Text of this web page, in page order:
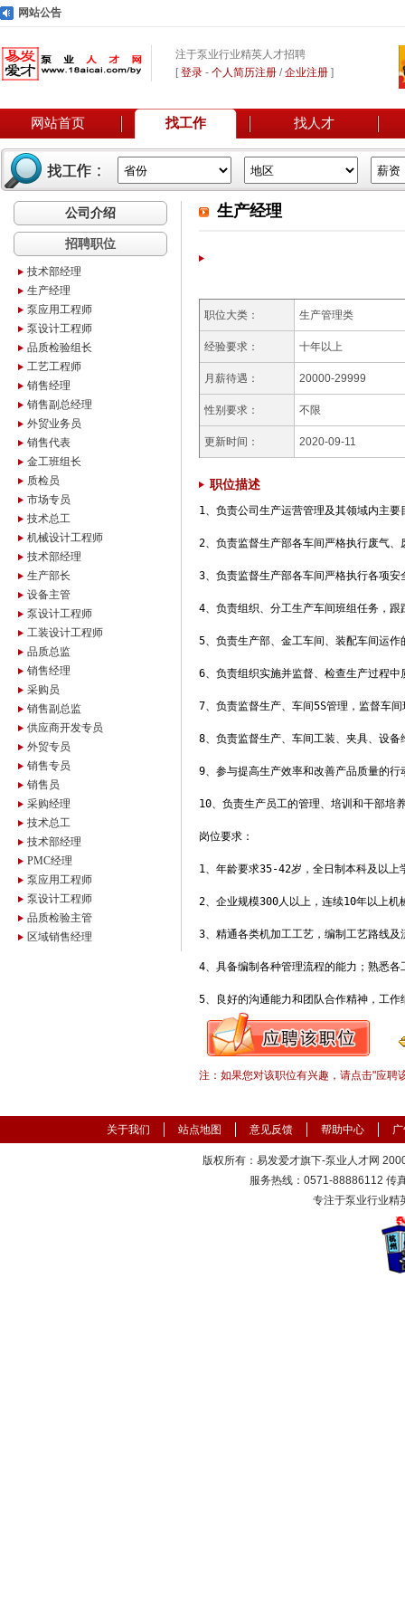
网站公告
注于泵业行业精英人才招聘
[登录 - 个人简历注册 /企业注册 ]
网站首页 找工作 找人才
公司介绍
招聘职位
技术部经理
生产经理
泵应用工程师
泵设计工程师
品质检验组长
工艺工程师
销售经理
销售副总经理
外贸业务员
销售代表
金工班组长
质检员
市场专员
技术总工
机械设计工程师
技术部经理
生产部长
设备主管
泵设计工程师
工装设计工程师
品质总监
销售经理
采购员
销售副总监
供应商开发专员
外贸专员
销售专员
销售员
采购经理
技术总工
技术部经理
PMC经理
泵应用工程师
泵设计工程师
品质检验主管
区域销售经理
生产经理
职位大类： 生产管理类
经验要求： 十年以上
月薪待遇： 20000-29999
性别要求： 不限
更新时间： 2020-09-11
职位描述
1、负责公司生产运营管理及其领域内主
2、负责监督生产部各车间严格执行废气
3、负责监督生产部各车间严格执行各项
4、负责组织、分工生产车间班组任务，
5、负责生产部、金工车间、装配车间运
6、负责组织实施并监督、检查生产过程
7、负责监督生产、车间5S管理，监督车
8、负责监督生产、车间工装、夹具、设备
9、参与提高生产效率和改善产品质量的行
10、负责生产员工的管理、培训和干部培
岗位要求：
1、年龄要求35-42岁，全日制本科及以上
2、企业规模300人以上，连续10年以上
3、精通各类机加工工艺，编制工艺路线及
4、具备编制各种管理流程的能力；熟悉
5、良好的沟通能力和团队合作精神，工
注：如果您对该职位有兴趣，请点击"应聘
关于我们 站点地图 意见反馈 帮助中心
版权所有：易发爱才旗下-泵业人才网
服务热线：0571-88886112 传
专注于泵业行业精